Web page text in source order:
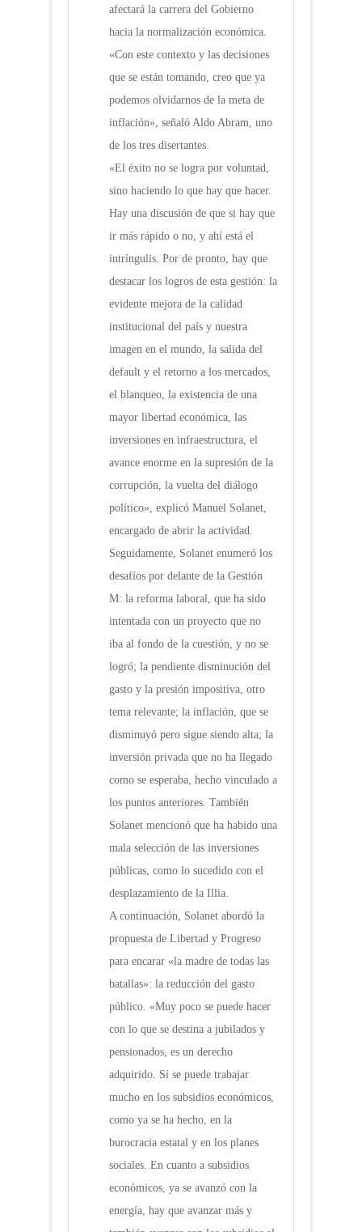
afectará la carrera del Gobierno
hacia la normalización económica.
«Con este contexto y las decisiones
que se están tomando, creo que ya
podemos olvidarnos de la meta de
inflación», señaló Aldo Abram, uno
de los tres disertantes.
«El éxito no se logra por voluntad,
sino haciendo lo que hay que hacer.
Hay una discusión de que si hay que
ir más rápido o no, y ahí está el
intríngulis. Por de pronto, hay que
destacar los logros de esta gestión: la
evidente mejora de la calidad
institucional del país y nuestra
imagen en el mundo, la salida del
default y el retorno a los mercados,
el blanqueo, la existencia de una
mayor libertad económica, las
inversiones en infraestructura, el
avance enorme en la supresión de la
corrupción, la vuelta del diálogo
político», explicó Manuel Solanet,
encargado de abrir la actividad.
Seguidamente, Solanet enumeró los
desafíos por delante de la Gestión
M: la reforma laboral, que ha sido
intentada con un proyecto que no
iba al fondo de la cuestión, y no se
logró; la pendiente disminución del
gasto y la presión impositiva, otro
tema relevante; la inflación, que se
disminuyó pero sigue siendo alta; la
inversión privada que no ha llegado
como se esperaba, hecho vinculado a
los puntos anteriores. También
Solanet mencionó que ha habido una
mala selección de las inversiones
públicas, como lo sucedido con el
desplazamiento de la Illia.
A continuación, Solanet abordó la
propuesta de Libertad y Progreso
para encarar «la madre de todas las
batallas»: la reducción del gasto
público. «Muy poco se puede hacer
con lo que se destina a jubilados y
pensionados, es un derecho
adquirido. Sí se puede trabajar
mucho en los subsidios económicos,
como ya se ha hecho, en la
burocracia estatal y en los planes
sociales. En cuanto a subsidios
económicos, ya se avanzó con la
energía, hay que avanzar más y